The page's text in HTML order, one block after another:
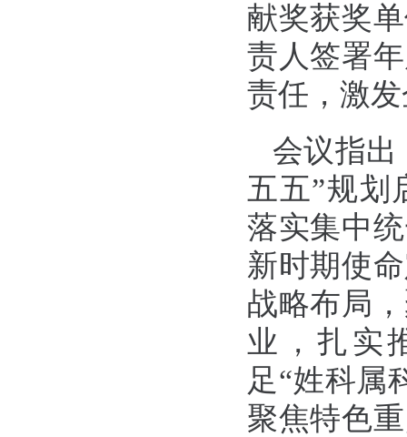
献奖获奖
责人签署
责任，激
会议指出
五五”规划
落实集中
新时期使
战略布局
业，扎实
足“姓科属
聚焦特色